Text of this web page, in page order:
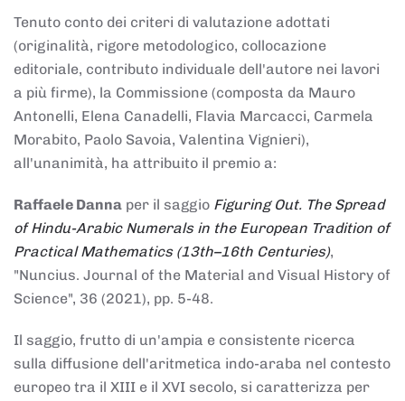
Tenuto conto dei criteri di valutazione adottati
(originalità, rigore metodologico, collocazione
editoriale, contributo individuale dell'autore nei lavori
a più firme), la Commissione (composta da Mauro
Antonelli, Elena Canadelli, Flavia Marcacci, Carmela
Morabito, Paolo Savoia, Valentina Vignieri),
all'unanimità, ha attribuito il premio a:
Raffaele Danna per il saggio Figuring Out. The Spread
of Hindu-Arabic Numerals in the European Tradition of
Practical Mathematics (13th–16th Centuries),
"Nuncius. Journal of the Material and Visual History of
Science", 36 (2021), pp. 5-48.
Il saggio, frutto di un'ampia e consistente ricerca
sulla diffusione dell'aritmetica indo-araba nel contesto
europeo tra il XIII e il XVI secolo, si caratterizza per